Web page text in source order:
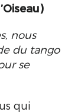
nous
du tango
se
qui